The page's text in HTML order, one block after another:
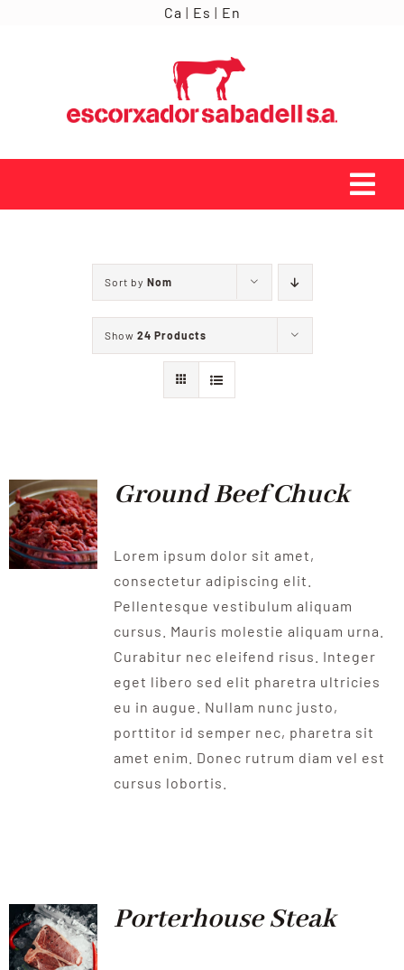
Ca | Es | En
NOTICIES
CONTACTE
Sort by Nom
Show 24 Products
Ground Beef Chuck
Lorem ipsum dolor sit amet,
consectetur adipiscing elit.
Pellentesque vestibulum aliquam
cursus. Mauris molestie aliquam urna.
Curabitur nec eleifend risus. Integer
eget libero sed elit pharetra ultricies
eu in augue. Nullam nunc justo,
porttitor id semper nec, pharetra sit
amet enim. Donec rutrum diam vel est
cursus lobortis.
Porterhouse Steak